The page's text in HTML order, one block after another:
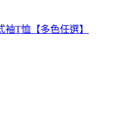
T恤【多色任選】